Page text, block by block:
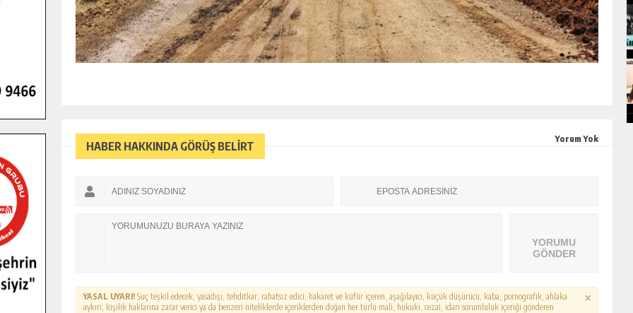
HABER HAKKINDA GÖRÜŞ BELİRT
Yorum Yok
YORUMU
GÖNDER
YASAL UYARI! Suç teşkil edecek, yasadışı, tehditkar, rahatsız edici, hakaret ve küfür içeren, aşağılayıcı, küçük düşürücü, kaba, pornografik, ahlaka
aykırı, kişilik haklarına zarar verici ya da benzeri niteliklerde içeriklerden doğan her türlü mali, hukuki, cezai, idari sorumluluk içeriği gönderen